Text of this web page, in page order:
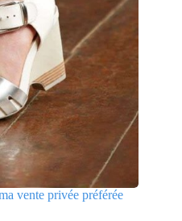
vente privée préférée